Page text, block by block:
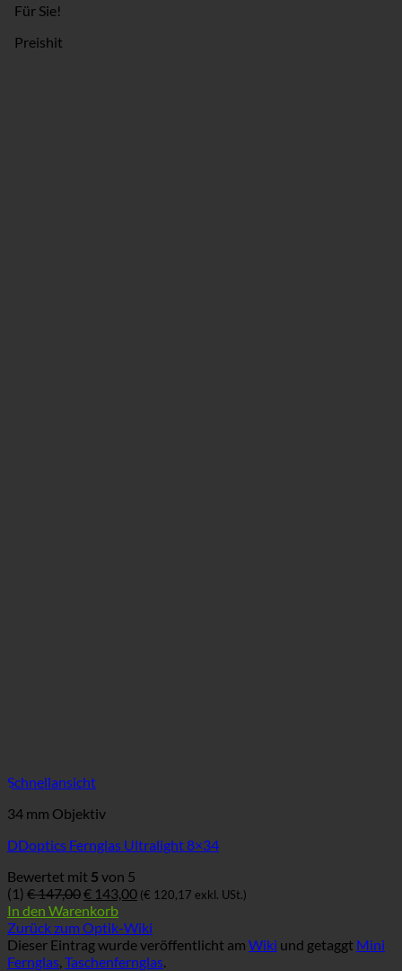
Für Sie!
Preishit
Schnellansicht
34 mm Objektiv
DDoptics Fernglas Ultralight 8×34
Bewertet mit 5 von 5
(1) €147,00Ursprünglicher
Preis
war:
€ 147,00
€ 143,00Aktueller
ist:
€ 143,00.
(€ 120,17 exkl. USt.)
In den Warenkorb
Zurück zum Optik-Wiki
Dieser Eintrag wurde veröffentlicht am Wiki und getaggt Mini
Fernglas, Taschenfernglas.